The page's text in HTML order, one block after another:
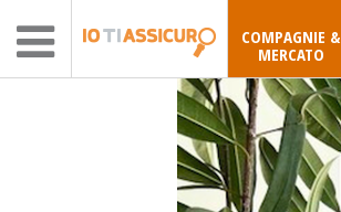
COMPAGNIE &
MERCATO